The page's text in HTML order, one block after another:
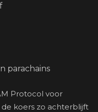
parachains
Protocol voor
koers zo achterblijft